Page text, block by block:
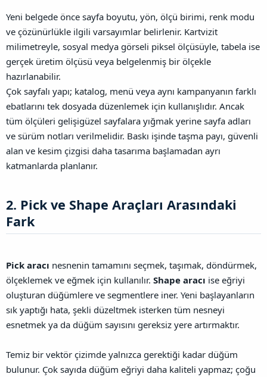
Yeni belgede önce sayfa boyutu, yön, ölçü birimi, renk modu
ve çözünürlükle ilgili varsayımlar belirlenir. Kartvizit
milimetreyle, sosyal medya görseli piksel ölçüsüyle, tabela ise
gerçek üretim ölçüsü veya belgelenmiş bir ölçekle
hazırlanabilir.
Çok sayfalı yapı; katalog, menü veya aynı kampanyanın farklı
ebatlarını tek dosyada düzenlemek için kullanışlıdır. Ancak
tüm ölçüleri gelişigüzel sayfalara yığmak yerine sayfa adları
ve sürüm notları verilmelidir. Baskı işinde taşma payı, güvenli
alan ve kesim çizgisi daha tasarıma başlamadan ayrı
katmanlarda planlanır.
2. Pick ve Shape Araçları Arasındaki
Fark​
Pick aracı nesnenin tamamını seçmek, taşımak, döndürmek,
ölçeklemek ve eğmek için kullanılır. Shape aracı ise eğriyi
oluşturan düğümlere ve segmentlere iner. Yeni başlayanların
sık yaptığı hata, şekli düzeltmek isterken tüm nesneyi
esnetmek ya da düğüm sayısını gereksiz yere artırmaktır.
Temiz bir vektör çizimde yalnızca gerektiği kadar düğüm
bulunur. Çok sayıda düğüm eğriyi daha kaliteli yapmaz; çoğu